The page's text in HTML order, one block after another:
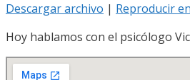
Descargar archivo | Reproducir
Hoy hablamos con el psicólogo